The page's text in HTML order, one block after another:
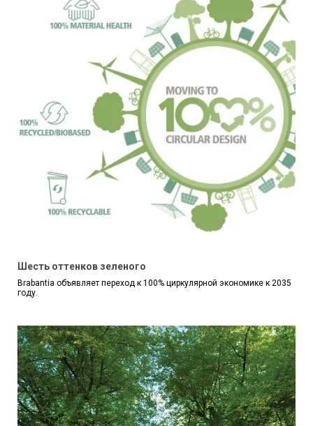
Шесть оттенков зеленого
Brabantia объявляет переход к 100% циркулярной экономике к 2035
году.